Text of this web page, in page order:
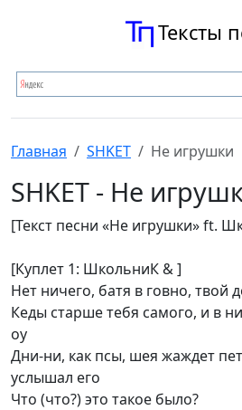
Тексты
Главная SHKET Не игрушки
SHKET - Не
[Текст песни «Не игрушки» ft.
[Куплет 1: ШкольниК & ]
Нет ничего, батя в говно, твой
Кеды старше тебя самого, и в
оу
Дни-ни, как псы, шея жаждет
услышал его
Что (что?) это такое было?